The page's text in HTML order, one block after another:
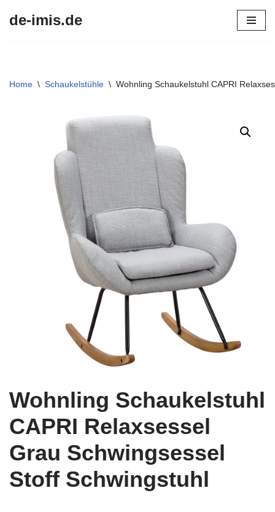
de-imis.de
Home \ Schaukelstühle \ Wohnling Schaukelstuhl CAPRI
Wohnling Schaukelstuhl
CAPRI Relaxsessel
Grau Schwingsessel
Stoff Schwingstuhl